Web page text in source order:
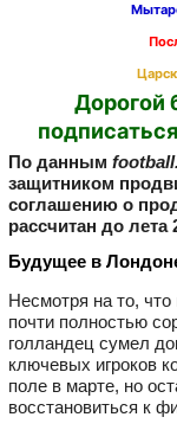
Дорогой
По данным
защитником
соглашению о
рассчитан до лета
Будущее в
Несмотря на то,
почти полностью
голландец сумел
ключевых игроков
поле в марте, но
восстановиться к